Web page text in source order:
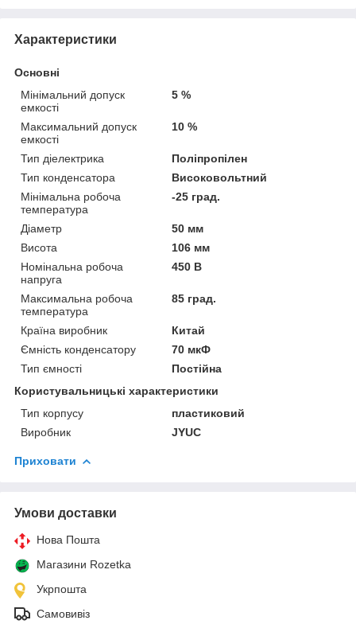
Характеристики
Основні
Мінімальний допуск
емкості
5 %
Максимальний допуск
емкості
10 %
Тип діелектрика
Поліпропілен
Тип конденсатора
Високовольтний
Мінімальна робоча
температура
-25 град.
Діаметр
50 мм
Висота
106 мм
Номінальна робоча
напруга
450 В
Максимальна робоча
температура
85 град.
Країна виробник
Китай
Ємність конденсатору
70 мкФ
Тип ємності
Постійна
Користувальницькі характеристики
Тип корпусу
пластиковий
Виробник
JYUC
Приховати
Умови доставки
Нова Пошта
Магазини Rozetka
Укрпошта
Самовивіз